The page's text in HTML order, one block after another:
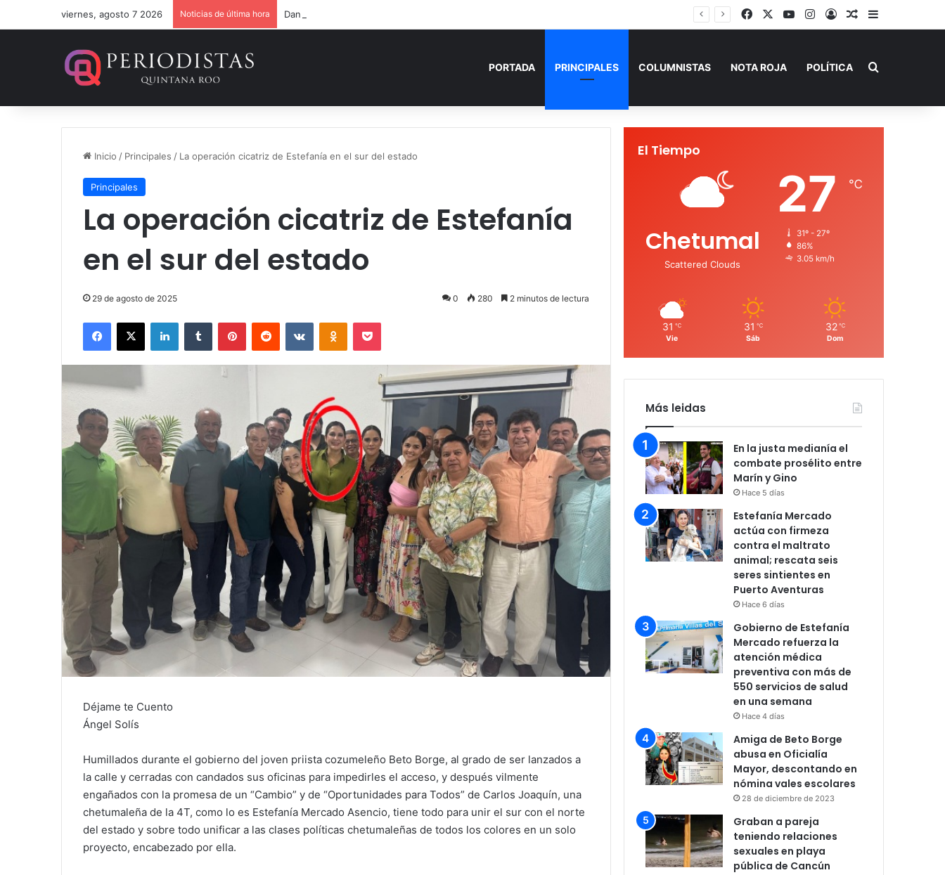
viernes, agosto 7 2026 Noticias de última hora Dan 36 años de prisión por homicidio de cubana en Cancún FacebookYouTubeInstagram
AccesoPublicación al
Barra lateral
PORTADA PRINCIPALES COLUMNISTAS NOTA ROJA POLÍTICA Buscar por
Inicio / Principales / La operación cicatriz de Estefanía en el sur del estado
Principales
La operación cicatriz de Estefanía
en el sur del estado
29 de agosto de 2025 0 280 2 minutos de lectura
Facebook
X LinkedInTumblr PinterestReddit VKontakteOdnoklassniki
Pocket
Déjame te Cuento
Ángel Solís
Humillados durante el gobierno del joven priista cozumeleño Beto Borge, al grado de ser lanzados a
la calle y cerradas con candados sus oficinas para impedirles el acceso, y después vilmente
engañados con la promesa de un “Cambio” y de “Oportunidades para Todos” de Carlos Joaquín, una
chetumaleña de la 4T, como lo es Estefanía Mercado Asencio, tiene todo para unir el sur con el norte
del estado y sobre todo unificar a las clases políticas chetumaleñas de todos los colores en un solo
proyecto, encabezado por ella.
El Tiempo
Chetumal
Scattered Clouds
27 ℃
31º - 27º
86%
3.05 km/h
31 ℃
Vie
31 ℃
Sáb
32 ℃
Dom
Más leidas
En la justa medianía el
combate prosélito entre
Marín y Gino
Hace 5 días
Estefanía Mercado
actúa con firmeza
contra el maltrato
animal; rescata seis
seres sintientes en
Puerto Aventuras
Hace 6 días
Gobierno de Estefanía
Mercado refuerza la
atención médica
preventiva con más de
550 servicios de salud
en una semana
Hace 4 días
Amiga de Beto Borge
abusa en Oficialía
Mayor, descontando en
nómina vales escolares
28 de diciembre de 2023
Graban a pareja
teniendo relaciones
sexuales en playa
pública de Cancún